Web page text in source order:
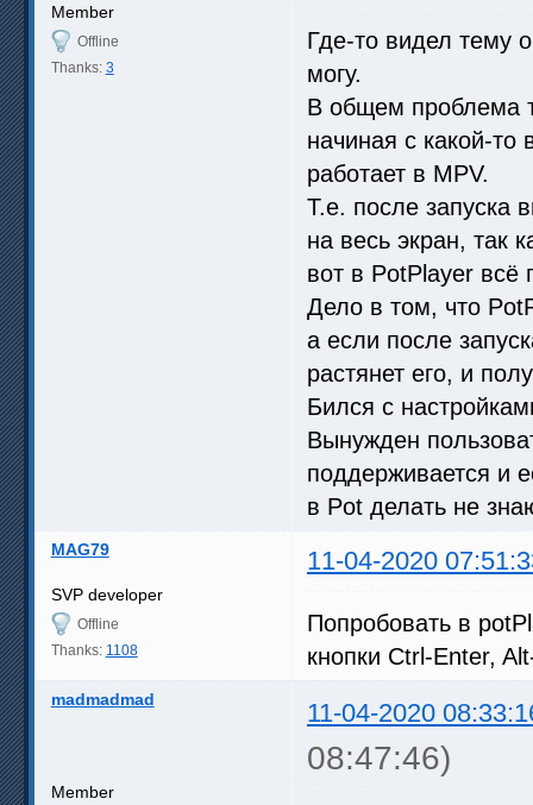
Member
Offline
Thanks: 3
Где-то видел тему
могу.
В общем проблема
начиная с какой-то
работает в MPV.
Т.е. после запуска
на весь экран, так
вот в PotPlayer всё
Дело в том, что
а если после
растянет его, и
Бился с
Вынужден
поддерживается и
в Pot делать не
MAG79 11-04-2020
SVP developer
Offline
Thanks: 1108
Попробовать в
кнопки Ctrl-Enter,
madmadmad 11-04-2020
08:47:46)
Member